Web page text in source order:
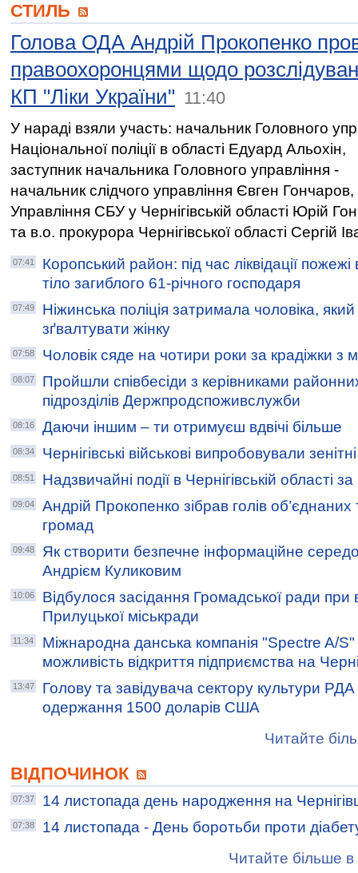
СТИЛЬ
Голова ОДА Андрій Прокопенко
правоохоронцями щодо
КП "Ліки України" 11:40
У нараді взяли участь: начальник Головного
Національної поліції в області Едуард Альохін,
заступник начальника Головного управління -
начальник слідчого управління Євген
Управління СБУ у Чернігівській області Юрій
та в.о. прокурора Чернігівської області Сергій
07:41
Коропський район: під час ліквідації
тіло загиблого 61-річного господаря
07:49
Ніжинська поліція затримала чоловіка,
зґвалтувати жінку
07:58 Чоловік сяде на чотири роки за крадіжки з
08:07
Пройшли співбесіди з керівниками
підрозділів Держпродспоживслужби
08:16 Даючи іншим – ти отримуєш вдвічі більше
08:34 Чернігівські військові випробовували
08:51 Надзвичайні події в Чернігівській області
09:04
Андрій Прокопенко зібрав голів
громад
09:48
Як створити безпечне інформаційне
Андрієм Куликовим
10:06
Відбулося засідання Громадської ради при
Прилуцької міськради
11:34
Міжнародна данська компанія "Spectre A/S"
можливість відкриття підприємства на
13:47
Голову та завідувача сектору культури
одержання 1500 доларів США
Читайте
ВІДПОЧИНОК
07:37 14 листопада день народження на
07:38
14 листопада - День боротьби проти
Читайте більше в